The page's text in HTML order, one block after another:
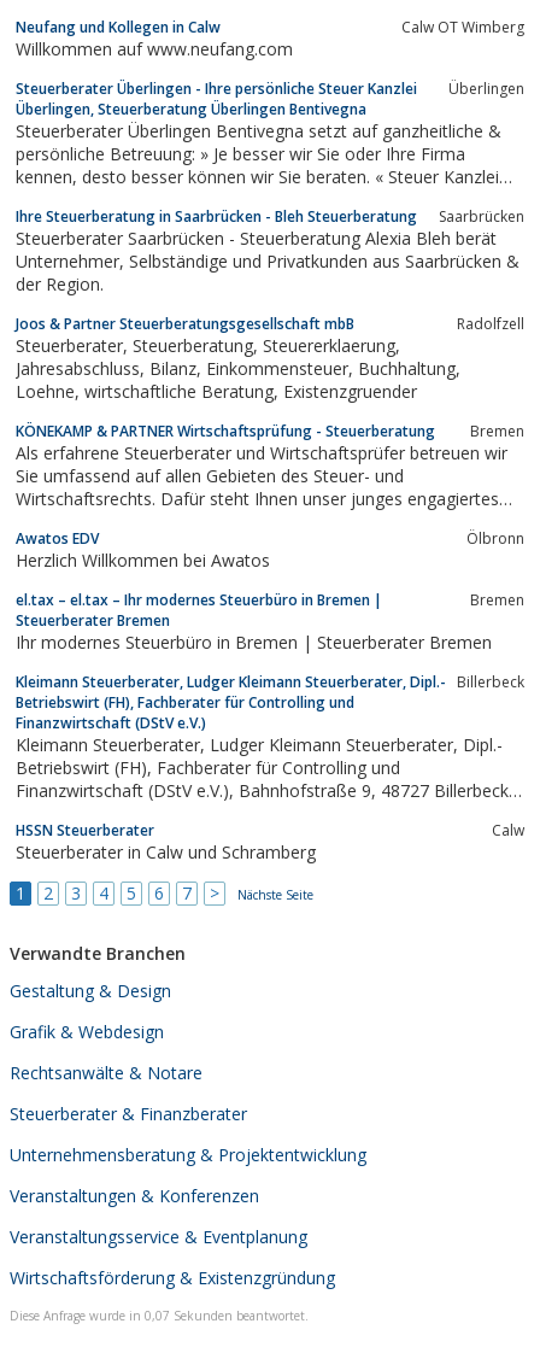
Neufang und Kollegen in Calw Calw OT Wimberg
Willkommen auf www.neufang.com
Steuerberater Überlingen - Ihre persönliche Steuer Kanzlei
Überlingen, Steuerberatung Überlingen Bentivegna
Überlingen
Steuerberater Überlingen Bentivegna setzt auf ganzheitliche &
persönliche Betreuung: » Je besser wir Sie oder Ihre Firma
kennen, desto besser können wir Sie beraten. « Steuer Kanzlei
Ihre Steuerberatung in Saarbrücken - Bleh Steuerberatung Saarbrücken
Steuerberater Saarbrücken - Steuerberatung Alexia Bleh berät
Unternehmer, Selbständige und Privatkunden aus Saarbrücken &
der Region.
Joos & Partner Steuerberatungsgesellschaft mbB Radolfzell
Steuerberater, Steuerberatung, Steuererklaerung,
Jahresabschluss, Bilanz, Einkommensteuer, Buchhaltung,
Loehne, wirtschaftliche Beratung, Existenzgruender
KÖNEKAMP & PARTNER Wirtschaftsprüfung - Steuerberatung Bremen
Als erfahrene Steuerberater und Wirtschaftsprüfer betreuen wir
Sie umfassend auf allen Gebieten des Steuer- und
Wirtschaftsrechts. Dafür steht Ihnen unser junges engagiertes
beschreiten können.
Awatos EDV Ölbronn
Herzlich Willkommen bei Awatos
el.tax – el.tax – Ihr modernes Steuerbüro in Bremen |
Steuerberater Bremen
Bremen
Ihr modernes Steuerbüro in Bremen | Steuerberater Bremen
Kleimann Steuerberater, Ludger Kleimann Steuerberater, Dipl.-
Betriebswirt (FH), Fachberater für Controlling und
Finanzwirtschaft (DStV e.V.)
Billerbeck
Kleimann Steuerberater, Ludger Kleimann Steuerberater, Dipl.-
Betriebswirt (FH), Fachberater für Controlling und
Finanzwirtschaft (DStV e.V.), Bahnhofstraße 9, 48727 Billerbeck,
betriebswirtschaftliche Beratung, Erstellung von
Steuererklärungen, Erstellung von...
HSSN Steuerberater Calw
Steuerberater in Calw und Schramberg
1
2 3 4 5 6 7 > Nächste Seite
Verwandte Branchen
Gestaltung & Design
Grafik & Webdesign
Rechtsanwälte & Notare
Steuerberater & Finanzberater
Unternehmensberatung & Projektentwicklung
Veranstaltungen & Konferenzen
Veranstaltungsservice & Eventplanung
Wirtschaftsförderung & Existenzgründung
Diese Anfrage wurde in 0,07 Sekunden beantwortet.